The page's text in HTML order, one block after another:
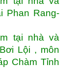
Phan Rang-
tại nhà và
Lội , môn
Chàm Tỉnh